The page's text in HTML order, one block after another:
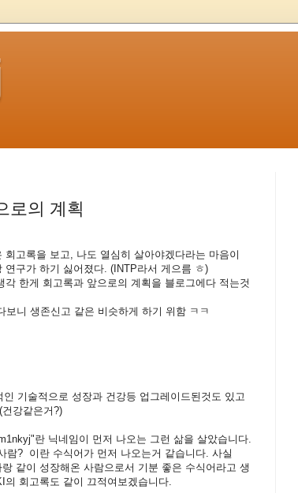
로의 계획
고록을 보고, 나도 열심히 살아야겠다라는 마음이
구가 하기 싫어졌다. (INTP라서 게으름 ㅎ)
한게 회고록과 앞으로의 계획을 블로그에다 적는것
니 생존신고 같은 비슷하게 하기 위함 ㅋㅋ
기술적으로 성장과 건강등 업그레이드된것도 있고
강같은거?)
란 닉네임이 먼저 나오는 그런 삶을 살았습니다.
람? 이란 수식어가 먼저 나오는거 같습니다. 사실
같이 성장해온 사람으로서 기분 좋은 수식어라고 생
회고록도 같이 끄적여보겠습니다.